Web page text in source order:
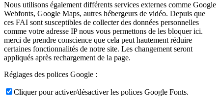
Nous utilisons également différents services externes comme Google
Webfonts, Google Maps, autres hébergeurs de vidéo. Depuis que
ces FAI sont susceptibles de collecter des données personnelles
comme votre adresse IP nous vous permettons de les bloquer ici.
merci de prendre conscience que cela peut hautement réduire
certaines fonctionnalités de notre site. Les changement seront
appliqués après rechargement de la page.
Réglages des polices Google :
Cliquer pour activer/désactiver les polices Google Fonts.